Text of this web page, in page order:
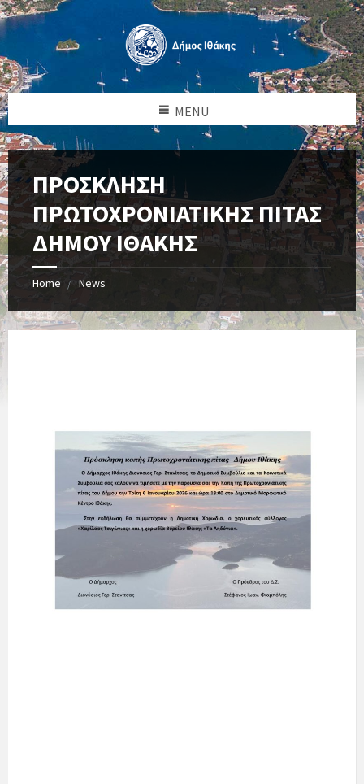
MENU
ΠΡΟΣΚΛΗΣΗ
ΠΡΩΤΟΧΡΟΝΙΑΤΙΚΗΣ ΠΙΤΑΣ
ΔΗΜΟΥ ΙΘΑΚΗΣ
Home News